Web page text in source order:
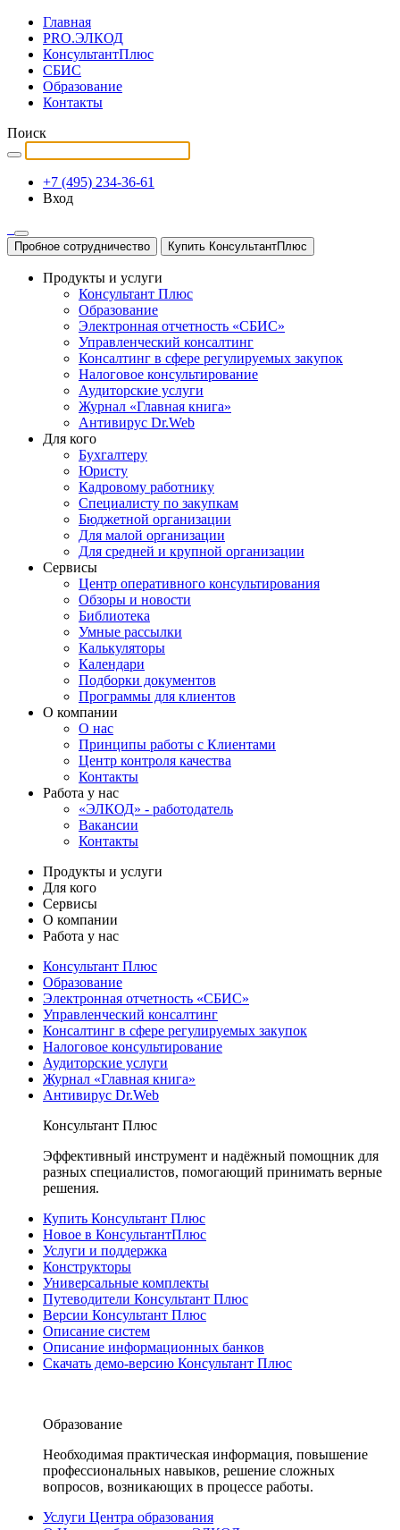
Главная
PRO.ЭЛКОД
КонсультантПлюс
СБИС
Образование
Контакты
Поиск
+7 (495) 234-36-61
Вход
Пробное сотрудничество Купить КонсультантПлюс
Продукты и услуги
Консультант Плюс
Образование
Электронная отчетность «СБИС»
Управленческий консалтинг
Консалтинг в сфере регулируемых закупок
Налоговое консультирование
Аудиторские услуги
Журнал «Главная книга»
Антивирус Dr.Web
Для кого
Бухгалтеру
Юристу
Кадровому работнику
Специалисту по закупкам
Бюджетной организации
Для малой организации
Для средней и крупной организации
Сервисы
Центр оперативного консультирования
Обзоры и новости
Библиотека
Умные рассылки
Калькуляторы
Календари
Подборки документов
Программы для клиентов
О компании
О нас
Принципы работы с Клиентами
Центр контроля качества
Контакты
Работа у нас
«ЭЛКОД» - работодатель
Вакансии
Контакты
Продукты и услуги
Для кого
Сервисы
О компании
Работа у нас
Консультант Плюс
Образование
Электронная отчетность «СБИС»
Управленческий консалтинг
Консалтинг в сфере регулируемых закупок
Налоговое консультирование
Аудиторские услуги
Журнал «Главная книга»
Антивирус Dr.Web
Консультант Плюс
Эффективный инструмент и надёжный помощник для
разных специалистов, помогающий принимать верные
решения.
Купить Консультант Плюс
Новое в КонсультантПлюс
Услуги и поддержка
Конструкторы
Универсальные комплекты
Путеводители Консультант Плюс
Версии Консультант Плюс
Описание систем
Описание информационных банков
Скачать демо-версию Консультант Плюс
Образование
Необходимая практическая информация, повышение
профессиональных навыков, решение сложных
вопросов, возникающих в процессе работы.
Услуги Центра образования